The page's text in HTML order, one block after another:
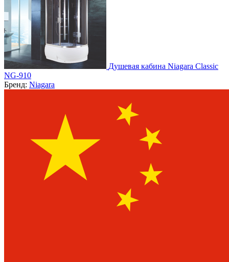
Душевая кабина Niagara Classic
NG-910
Бренд: Niagara